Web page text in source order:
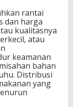
rantai
dan harga
kualitasnya
atau
keamanan
bahan
Distribusi
yang